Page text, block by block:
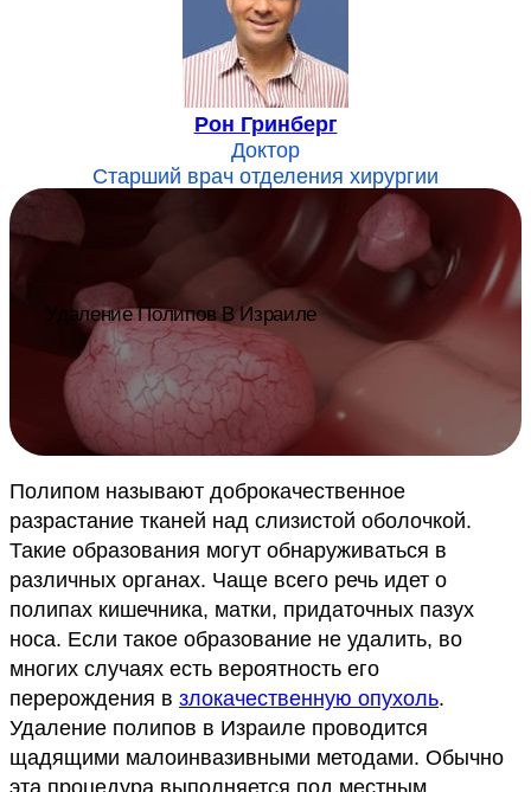
Рон Гринберг
Доктор
Старший врач отделения хирургии
Удаление Полипов В Израиле
Полипом называют доброкачественное
разрастание тканей над слизистой оболочкой.
Такие образования могут обнаруживаться в
различных органах. Чаще всего речь идет о
полипах кишечника, матки, придаточных пазух
носа. Если такое образование не удалить, во
многих случаях есть вероятность его
перерождения в злокачественную опухоль.
Удаление полипов в Израиле проводится
щадящими малоинвазивными методами. Обычно